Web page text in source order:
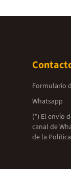
Formulario
Whatsapp
(*) El envío
canal de
de la